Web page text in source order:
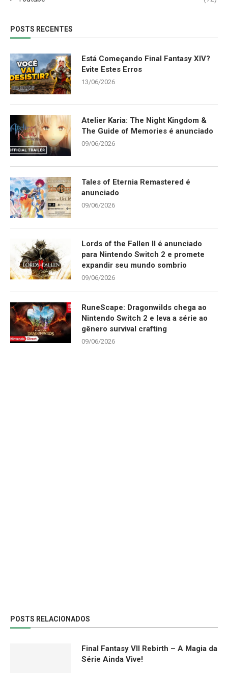
POSTS RECENTES
Está Começando Final Fantasy XIV?
Evite Estes Erros
13/06/2026
Atelier Karia: The Night Kingdom &
The Guide of Memories é anunciado
09/06/2026
Tales of Eternia Remastered é
anunciado
09/06/2026
Lords of the Fallen II é anunciado
para Nintendo Switch 2 e promete
expandir seu mundo sombrio
09/06/2026
RuneScape: Dragonwilds chega ao
Nintendo Switch 2 e leva a série ao
gênero survival crafting
09/06/2026
POSTS RELACIONADOS
Final Fantasy VII Rebirth – A Magia da
Série Ainda Vive!